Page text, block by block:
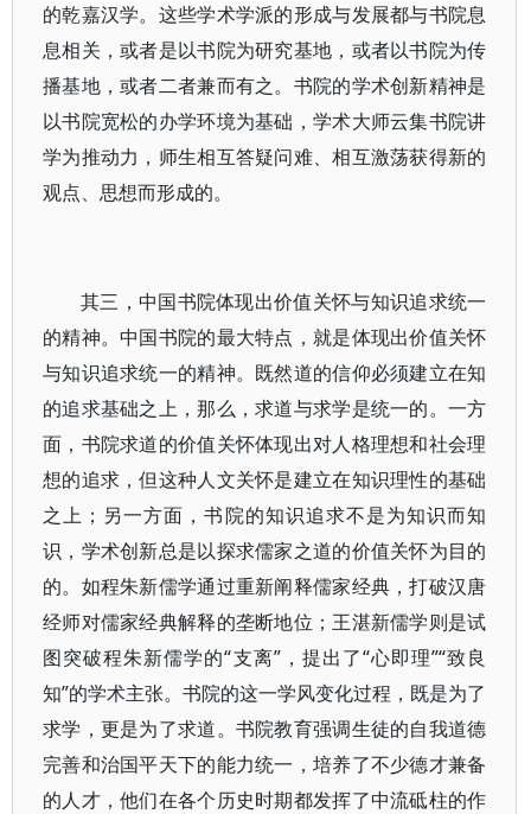
的乾嘉汉学。这些学术学派的形成与发展都与书院息
息相关，或者是以书院为研究基地，或者以书院为传
播基地，或者二者兼而有之。书院的学术创新精神是
以书院宽松的办学环境为基础，学术大师云集书院讲
学为推动力，师生相互答疑问难、相互激荡获得新的
观点、思想而形成的。
其三，中国书院体现出价值关怀与知识追求统一
的精神。中国书院的最大特点，就是体现出价值关怀
与知识追求统一的精神。既然道的信仰必须建立在知
的追求基础之上，那么，求道与求学是统一的。一方
面，书院求道的价值关怀体现出对人格理想和社会理
想的追求，但这种人文关怀是建立在知识理性的基础
之上；另一方面，书院的知识追求不是为知识而知
识，学术创新总是以探求儒家之道的价值关怀为目的
的。如程朱新儒学通过重新阐释儒家经典，打破汉唐
经师对儒家经典解释的垄断地位；王湛新儒学则是试
图突破程朱新儒学的“支离”，提出了“心即理”“致良
知”的学术主张。书院的这一学风变化过程，既是为了
求学，更是为了求道。书院教育强调生徒的自我道德
完善和治国平天下的能力统一，培养了不少德才兼备
的人才，他们在各个历史时期都发挥了中流砥柱的作